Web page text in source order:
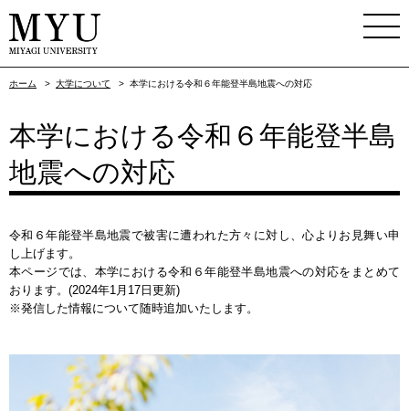
ホーム > 大学について > 本学における令和６年能登半島地震への対応
本学における令和６年能登半島
地震への対応
令和６年能登半島地震で被害に遭われた方々に対し、心よりお見舞い申
し上げます。
本ページでは、本学における令和６年能登半島地震への対応をまとめて
おります。(2024年1月17日更新)
※発信した情報について随時追加いたします。